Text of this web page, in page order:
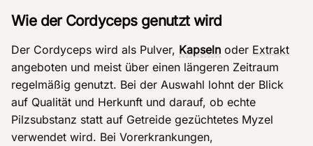
Wie der Cordyceps genutzt wird
Der Cordyceps wird als Pulver, Kapseln oder Extrakt
angeboten und meist über einen längeren Zeitraum
regelmäßig genutzt. Bei der Auswahl lohnt der Blick
auf Qualität und Herkunft und darauf, ob echte
Pilzsubstanz statt auf Getreide gezüchtetes Myzel
verwendet wird. Bei Vorerkrankungen,